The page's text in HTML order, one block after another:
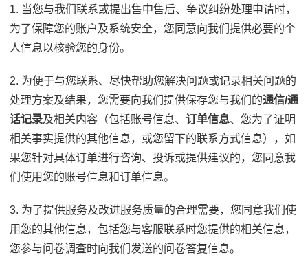
1. 当您与我们联系或提出售中售后、争议纠纷处理申请时，
为了保障您的账户及系统安全，您同意向我们提供必要的个
人信息以核验您的身份。
2. 为便于与您联系、尽快帮助您解决问题或记录相关问题的
处理方案及结果，您需要向我们提供保存您与我们的通信/通
话记录及相关内容（包括账号信息、 订单信息、您为了证明
相关事实提供的其他信息，或您留下的联系方式信息），如
果您针对具体订单进行咨询、投诉或提供建议的，您同意我
们使用您的账号信息和订单信息。
3. 为了提供服务及改进服务质量的合理需要，您同意我们使
用您的其他信息，包括您与客服联系时您提供的相关信息，
您参与问卷调查时向我们发送的问卷答复信息。